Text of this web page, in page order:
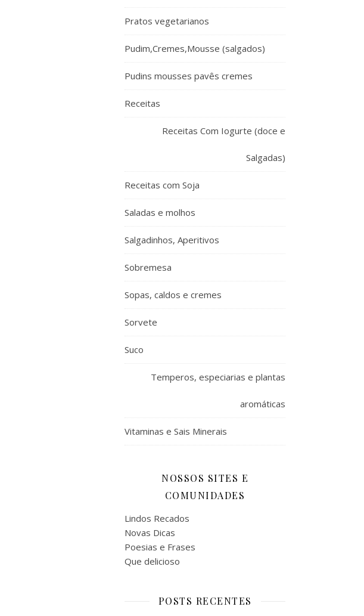
Pratos vegetarianos
Pudim,Cremes,Mousse (salgados)
Pudins mousses pavês cremes
Receitas
Receitas Com Iogurte (doce e
Salgadas)
Receitas com Soja
Saladas e molhos
Salgadinhos, Aperitivos
Sobremesa
Sopas, caldos e cremes
Sorvete
Suco
Temperos, especiarias e plantas
aromáticas
Vitaminas e Sais Minerais
NOSSOS SITES E
COMUNIDADES
Lindos Recados
Novas Dicas
Poesias e Frases
Que delicioso
POSTS RECENTES